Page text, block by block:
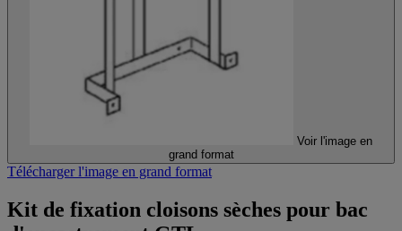
Voir l'image en
grand format
Télécharger l'image en grand format
Kit de fixation cloisons sèches pour bac